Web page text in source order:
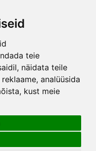
teie
näidata teile
analüüsida
kust meie